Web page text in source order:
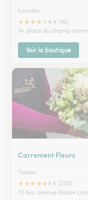
Lourdes
★★★★
4.4 (30)
14, place du champ
Voir la boutique
Carrement Fleurs
Tarbes
★★★★★4.5 (220)
70 bis, avenue Alsace